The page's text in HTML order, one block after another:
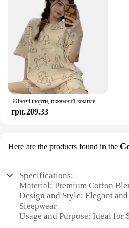
Жіночі шорти, піжамний комплект, надм’який одяг для сну з короткими рукавами, нічний одяг, подарунок для мами, доньки, друга
грн.209.33
Here are the products found in the
Specifications:
Material: Premium Cotton
Design and Style: Elegant
Sleepwear
Usage and Purpose: Ideal for